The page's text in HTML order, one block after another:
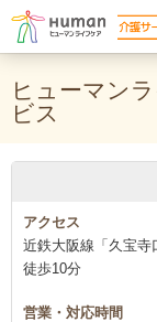
ヒューマン
ビス
アクセス
近鉄大阪線「久宝寺
徒歩10分
営業・対応時間